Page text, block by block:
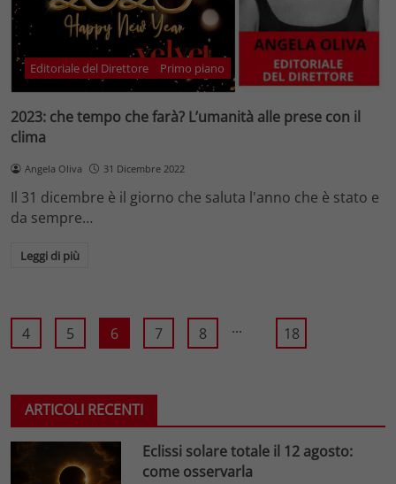
Editoriale del Direttore Primo piano
2023: che tempo che farà? L’umanità alle prese con il
clima
Angela Oliva 31 Dicembre 2022
Il 31 dicembre è il giorno che saluta l'anno che è stato e
da sempre…
Leggi di più
4 5 6 7 8 ... 18
ARTICOLI RECENTI
Eclissi solare totale il 12 agosto:
come osservarla